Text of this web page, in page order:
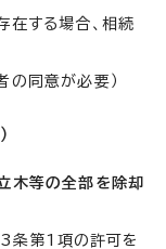
在する場合、相続
の同意が必要）
木等の全部を除却
条第1項の許可を